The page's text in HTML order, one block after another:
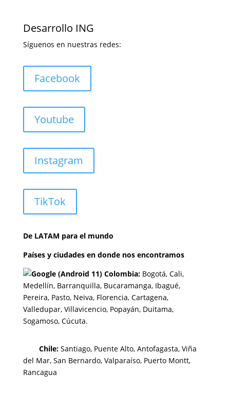
Desarrollo ING
Síguenos en nuestras redes:
Facebook
Youtube
Instagram
TikTok
De LATAM para el mundo
Países y ciudades en donde nos encontramos
Colombia: Bogotá,Cali,
Medellín, Barranquilla,Bucaramanga,Ibagué,
Pereira,Pasto, Neiva, Florencia, Cartagena,
Valledupar, Villavicencio,Popayán, Duitama,
Sogamoso, Cúcuta.
Chile:Santiago, Puente Alto, Antofagasta, Viña
del Mar, San Bernardo, Valparaíso, Puerto Montt,
Rancagua